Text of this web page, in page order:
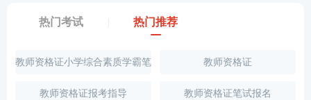
热门考试 热门推荐
教师资格证小学综合素质学霸笔
记
教师资格证
教师资格证报考指导 教师资格证笔试报名